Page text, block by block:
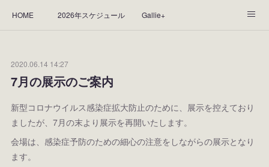
HOME 2026年スケジュール Gallie+
CGArt作品って？
“Kasane Style Art”って？ Yorie's Tapestry Yorie's Goods
2024年 の足跡
2020.06.14 14:27
7月の展示のご案内
新型コロナウイルス感染症拡大防止のために、展示を控えており
ましたが、7月の末より展示を再開いたします。
会場は、感染症予防のための細心の注意をしながらの展示となり
ます。